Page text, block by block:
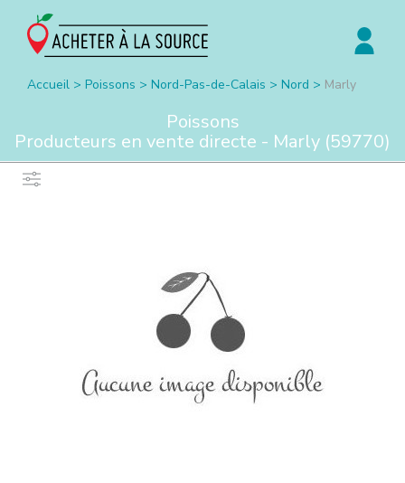
Accueil > Poissons > Nord-Pas-de-Calais > Nord > Marly
Poissons
Producteurs en vente directe - Marly (59770)